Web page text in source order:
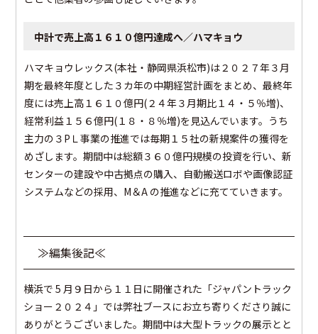
中計で売上高１６１０億円達成へ／ハマキョウ
ハマキョウレックス(本社・静岡県浜松市)は２０２７年３月
期を最終年度とした３カ年の中期経営計画をまとめ、最終年
度には売上高１６１０億円(２４年３月期比１４・５％増)、
経常利益１５６億円(１８・８％増)を見込んでいます。うち
主力の３PＬ事業の推進では毎期１５社の新規案件の獲得を
めざします。期間中は総額３６０億円規模の投資を行い、新
センターの建設や中古拠点の購入、自動搬送ロボや画像認証
システムなどの採用、М＆A の推進などに充てていきます。
≫編集後記≪
横浜で 5 月９日から１１日に開催された「ジャパントラック
ショー２０２４」では弊社ブースにお立ち寄りくださり誠に
ありがとうございました。期間中は大型トラックの展示とと